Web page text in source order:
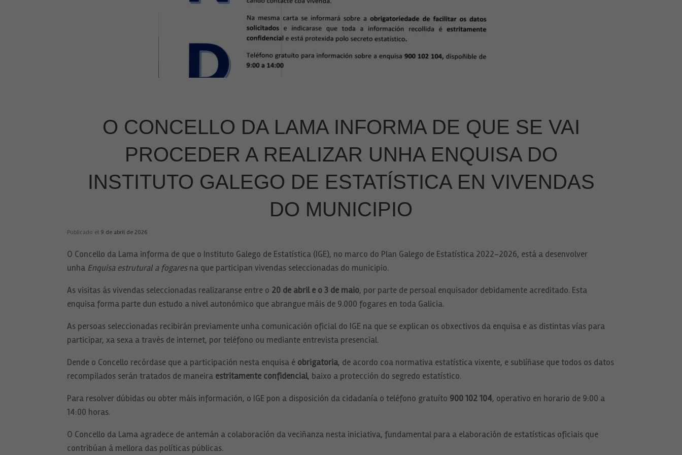
O CONCELLO DA LAMA INFORMA DE QUE SE VAI
PROCEDER A REALIZAR UNHA ENQUISA DO
INSTITUTO GALEGO DE ESTATÍSTICA EN VIVENDAS
DO MUNICIPIO
Publicado el 9 de abril de 2026
O Concello da Lama informa de que o Instituto Galego de Estatística (IGE), no marco do Plan Galego de Estatística 2022–2026, está a desenvolver
unha Enquisa estrutural a fogaresna que participan vivendas seleccionadas do municipio.
As visitas ás vivendas seleccionadas realizaranse entre o 20 de abril e o 3 de maio, por parte de persoal enquisador debidamente acreditado. Esta
enquisa forma parte dun estudo a nivel autonómico que abrangue máis de 9.000 fogares en toda Galicia.
As persoas seleccionadas recibirán previamente unha comunicación oficial do IGE na que se explican os obxectivos da enquisa e as distintas vías para
participar, xa sexa a través de internet, por teléfono ou mediante entrevista presencial.
Dende o Concello recórdase que a participación nesta enquisa é obrigatoria, de acordo coa normativa estatística vixente, e sublíñase que todos os datos
recompilados serán tratados de maneira estritamente confidencial, baixo a protección do segredo estatístico.
Para resolver dúbidas ou obter máis información, o IGE pon a disposición da cidadanía o teléfono gratuíto 900 102 104, operativo en horario de 9:00 a
14:00 horas.
O Concello da Lama agradece de antemán a colaboración da veciñanza nesta iniciativa, fundamental para a elaboración de estatísticas oficiais que
contribúan á mellora das políticas públicas.